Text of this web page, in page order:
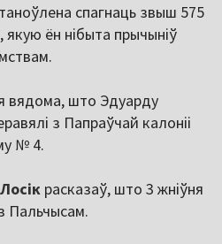
спагнаць звыш 575
ён нібыта прычыніў
вядома, што Эдуарду
з Папраўчай калоніі
№ 4.
расказаў, што 3 жніўня
Пальчысам.